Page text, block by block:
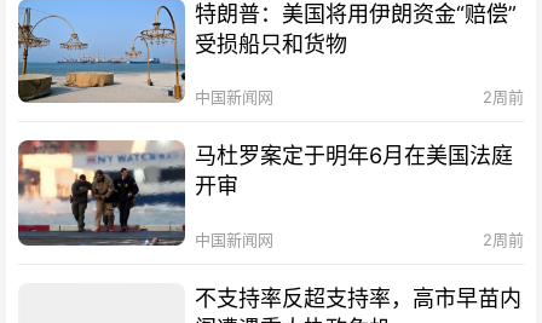
特朗普：美国将用伊朗资金“赔偿”
受损船只和货物
中国新闻网 2周前
马杜罗案定于明年6月在美国法庭
开审
中国新闻网 2周前
不支持率反超支持率，高市早苗内